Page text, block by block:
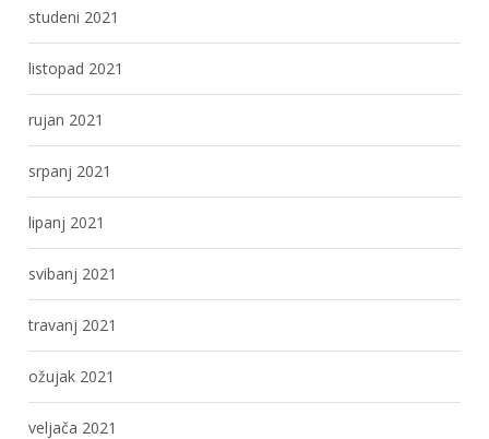
studeni 2021
listopad 2021
rujan 2021
srpanj 2021
lipanj 2021
svibanj 2021
travanj 2021
ožujak 2021
veljača 2021